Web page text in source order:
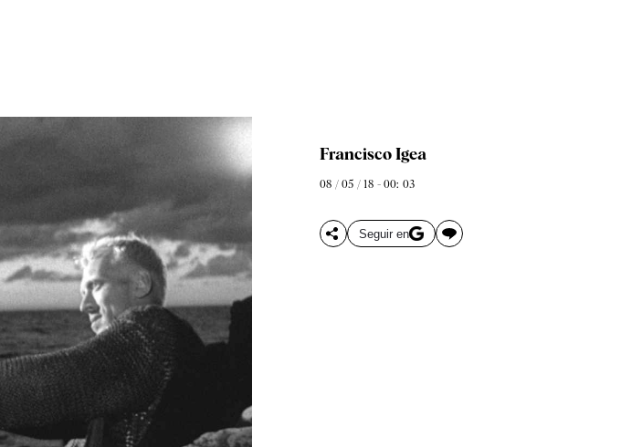
Francisco Igea
08 / 05 / 18 - 00: 03
Seguir en